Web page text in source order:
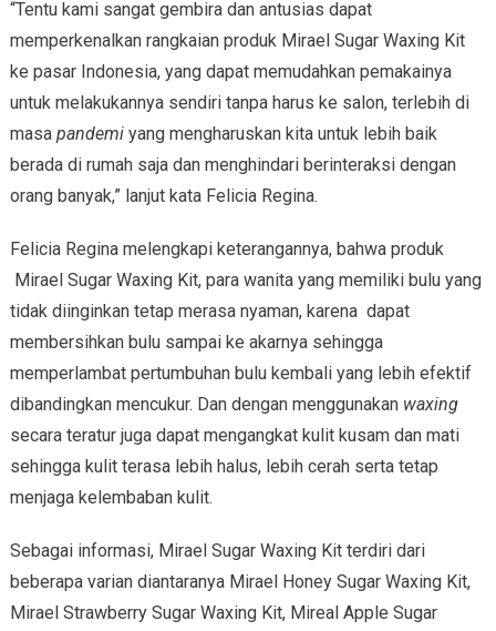
“Tentu kami sangat gembira dan antusias dapat
memperkenalkan rangkaian produk Mirael Sugar Waxing Kit
ke pasar Indonesia, yang dapat memudahkan pemakainya
untuk melakukannya sendiri tanpa harus ke salon, terlebih di
masa pandemiyang mengharuskan kita untuk lebih baik
berada di rumah saja dan menghindari berinteraksi dengan
orang banyak,” lanjut kata Felicia Regina.
Felicia Regina melengkapi keterangannya, bahwa produk
Mirael Sugar Waxing Kit, para wanita yang memiliki bulu yang
tidak diinginkan tetap merasa nyaman, karena dapat
membersihkan bulu sampai ke akarnya sehingga
memperlambat pertumbuhan bulu kembali yang lebih efektif
dibandingkan mencukur. Dan dengan menggunakan waxing
secara teratur juga dapat mengangkat kulit kusam dan mati
sehingga kulit terasa lebih halus, lebih cerah serta tetap
menjaga kelembaban kulit.
Sebagai informasi, Mirael Sugar Waxing Kit terdiri dari
beberapa varian diantaranya Mirael Honey Sugar Waxing Kit,
Mirael Strawberry Sugar Waxing Kit, Mireal Apple Sugar